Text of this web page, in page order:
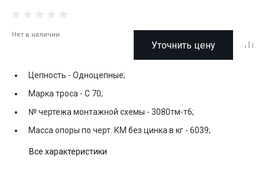
Нет в наличии
Уточнить цену
Цепность - Одноцепные;
Марка троса - С 70;
№ чертежа монтажной схемы - 3080тм-т6;
Масса опоры по черт. КМ без цинка в кг - 6039;
Все характеристики